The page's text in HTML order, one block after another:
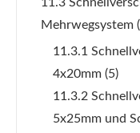
Mehrwegsystem
11.3.1
4x20mm (5)
11.3.2
5x25mm und